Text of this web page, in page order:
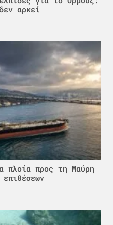
αρκεί
πλοία προς τη Μαύρη